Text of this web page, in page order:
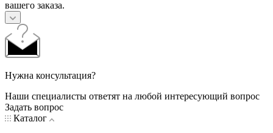
вашего заказа.
Нужна консультация?
Наши специалисты ответят на любой интересующий вопрос
Задать вопрос
Каталог